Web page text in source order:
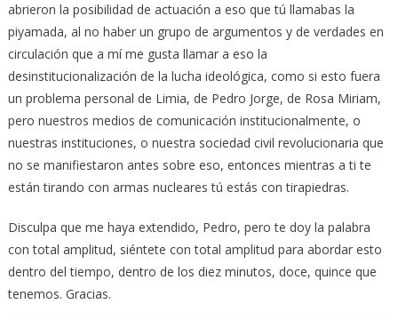
abrieron la posibilidad de actuación a eso que tú llamabas la
piyamada, al no haber un grupo de argumentos y de verdades en
circulación que a mí me gusta llamar a eso la
desinstitucionalización de la lucha ideológica, como si esto fuera
un problema personal de Limia, de Pedro Jorge, de Rosa Miriam,
pero nuestros medios de comunicación institucionalmente, o
nuestras instituciones, o nuestra sociedad civil revolucionaria que
no se manifiestaron antes sobre eso, entonces mientras a ti te
están tirando con armas nucleares tú estás con tirapiedras.
Disculpa que me haya extendido, Pedro, pero te doy la palabra
con total amplitud, siéntete con total amplitud para abordar esto
dentro del tiempo, dentro de los diez minutos, doce, quince que
tenemos. Gracias.